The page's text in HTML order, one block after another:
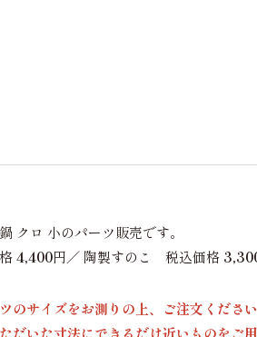
クロ 小のパーツ販売です。
4,400円／ 陶製すのこ 税込価格
のサイズをお測りの上、ご注文くださ